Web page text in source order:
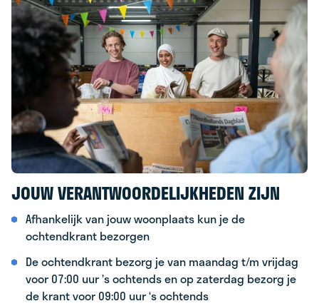
JOUW VERANTWOORDELIJKHEDEN ZIJN
Afhankelijk van jouw woonplaats kun je de
ochtendkrant bezorgen
De ochtendkrant bezorg je van maandag t/m vrijdag
voor 07:00 uur ’s ochtends en op zaterdag bezorg je
de krant voor 09:00 uur ‘s ochtends